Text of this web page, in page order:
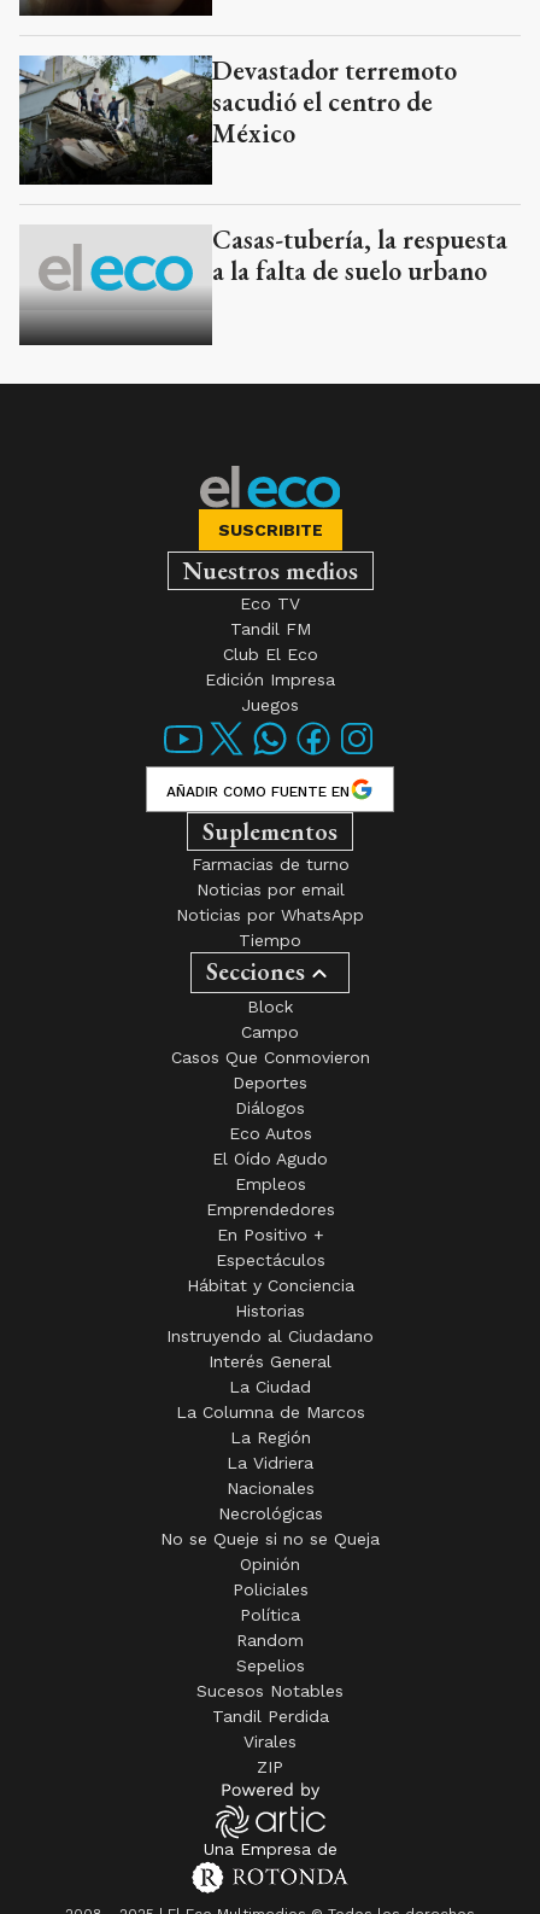
Devastador terremoto
sacudió el centro de
México
Casas-tubería, la respuesta
a la falta de suelo urbano
SUSCRIBITE
Nuestros medios
Eco TV
Tandil FM
Club El Eco
Edición Impresa
Juegos
AÑADIR COMO FUENTE EN
Suplementos
Farmacias de turno
Noticias por email
Noticias por WhatsApp
Tiempo
Secciones
Block
Campo
Casos Que Conmovieron
Deportes
Diálogos
Eco Autos
El Oído Agudo
Empleos
Emprendedores
En Positivo +
Espectáculos
Hábitat y Conciencia
Historias
Instruyendo al Ciudadano
Interés General
La Ciudad
La Columna de Marcos
La Región
La Vidriera
Nacionales
Necrológicas
No se Queje si no se Queja
Opinión
Policiales
Política
Random
Sepelios
Sucesos Notables
Tandil Perdida
Virales
ZIP
Una Empresa de